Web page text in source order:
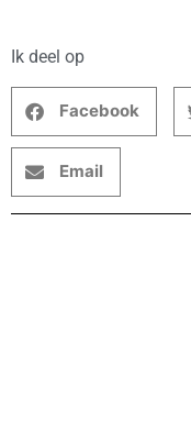
Ik deel op
Facebook
Email